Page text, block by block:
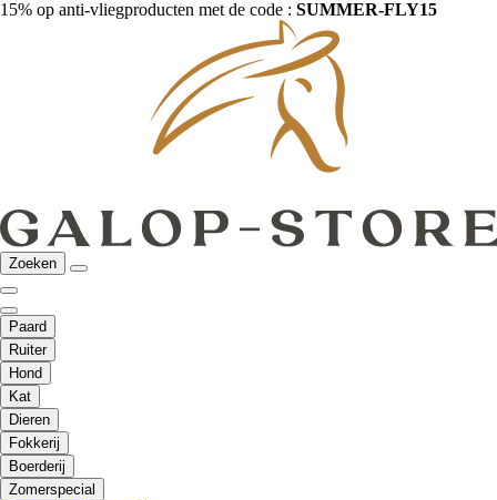
15% op anti-vliegproducten met de code : SUMMER-FLY15
Zoeken
Paard
Ruiter
Hond
Kat
Dieren
Fokkerij
Boerderij
Zomerspecial